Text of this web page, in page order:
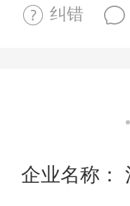
纠错
企业名称：